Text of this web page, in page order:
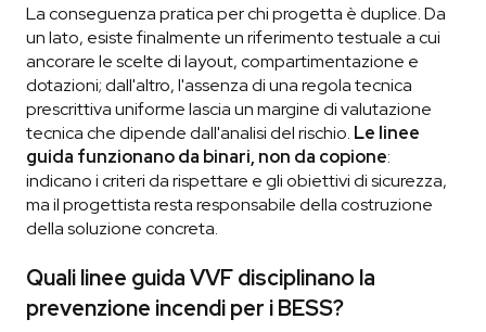
La conseguenza pratica per chi progetta è duplice. Da
un lato, esiste finalmente un riferimento testuale a cui
ancorare le scelte di layout, compartimentazione e
dotazioni; dall'altro, l'assenza di una regola tecnica
prescrittiva uniforme lascia un margine di valutazione
tecnica che dipende dall'analisi del rischio. Le linee
guida funzionano da binari, non da copione:
indicano i criteri da rispettare e gli obiettivi di sicurezza,
ma il progettista resta responsabile della costruzione
della soluzione concreta.
Quali linee guida VVF disciplinano la
prevenzione incendi per i BESS?